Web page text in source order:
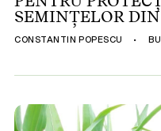
ESG
LEGISLAȚIE
COMPANII
SEMINȚELOR
CONSTANTIN POPESCU •